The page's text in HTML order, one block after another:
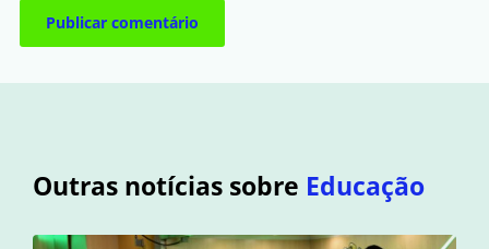
Outras notícias sobre Educação